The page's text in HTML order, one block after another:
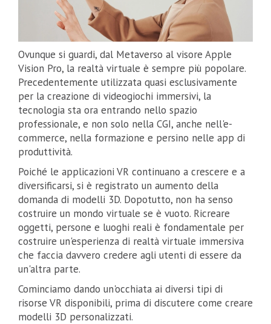
Ovunque si guardi, dal Metaverso al visore Apple
Vision Pro, la realtà virtuale è sempre più popolare.
Precedentemente utilizzata quasi esclusivamente
per la creazione di videogiochi immersivi, la
tecnologia sta ora entrando nello spazio
professionale, e non solo nella CGI, anche nell'e-
commerce, nella formazione e persino nelle app di
produttività.
Poiché le applicazioni VR continuano a crescere e a
diversificarsi, si è registrato un aumento della
domanda di modelli 3D. Dopotutto, non ha senso
costruire un mondo virtuale se è vuoto. Ricreare
oggetti, persone e luoghi reali è fondamentale per
costruire un'esperienza di realtà virtuale immersiva
che faccia davvero credere agli utenti di essere da
un'altra parte.
Cominciamo dando un'occhiata ai diversi tipi di
risorse VR disponibili, prima di discutere come creare
modelli 3D personalizzati.